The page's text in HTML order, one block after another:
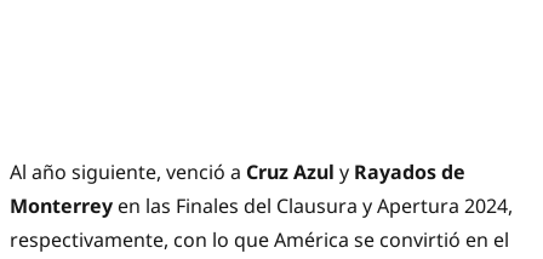
Al año siguiente, venció a Cruz Azul y Rayados de
Monterrey en las Finales del Clausura y Apertura 2024,
respectivamente, con lo que América se convirtió en el